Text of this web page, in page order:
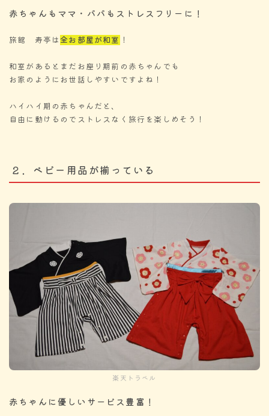
赤ちゃんもママ・パパもストレスフリーに！
旅館 寿亭は 全お部屋が和室 ！
和室があるとまだお座り期前の赤ちゃんでも
お家のようにお世話しやすいですよね！
ハイハイ期の赤ちゃんだと、
自由に動けるのでストレスなく旅行を楽しめそう！
２．ベビー用品が揃っている
楽天トラベル
赤ちゃんに優しいサービス豊富！